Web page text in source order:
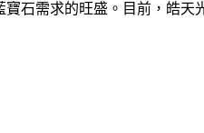
石需求的旺盛。目前，皓天